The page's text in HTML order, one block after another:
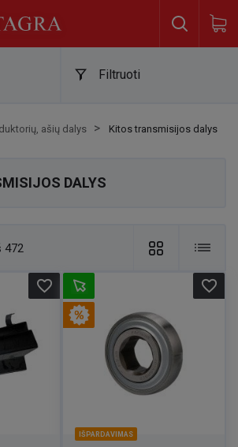
Filtruoti
ašių dalys Kitos transmisijos dalys
DALYS
472
favorite_border
IŠPARDAVIMAS
favorite_border